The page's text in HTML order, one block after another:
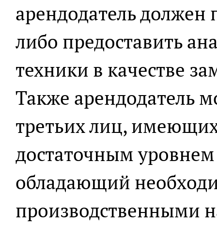
арендодатель должен
либо предоставить
техники в качестве
Также арендодатель
третьих лиц,
достаточным
обладающий
производственными